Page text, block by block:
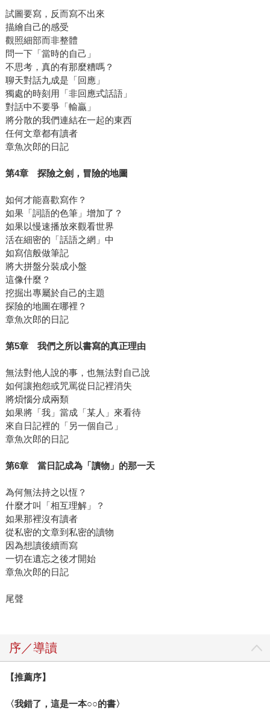
試圖要寫，反而寫不出來
描繪自己的感受
觀照細部而非整體
問一下「當時的自己」
不思考，真的有那麼糟嗎？
聊天對話九成是「回應」
獨處的時刻用「非回應式話語」
對話中不要爭「輸贏」
將分散的我們連結在一起的東西
任何文章都有讀者
章魚次郎的日記
第4章 探險之劍，冒險的地圖
如何才能喜歡寫作？
如果「詞語的色筆」增加了？
如果以慢速播放來觀看世界
活在細密的「話語之網」中
如寫信般做筆記
將大拼盤分裝成小盤
這像什麼？
挖掘出專屬於自己的主題
探險的地圖在哪裡？
章魚次郎的日記
第5章 我們之所以書寫的真正理由
無法對他人說的事，也無法對自己說
如何讓抱怨或咒罵從日記裡消失
將煩惱分成兩類
如果將「我」當成「某人」來看待
來自日記裡的「另一個自己」
章魚次郎的日記
第6章 當日記成為「讀物」的那一天
為何無法持之以恆？
什麼才叫「相互理解」？
如果那裡沒有讀者
從私密的文章到私密的讀物
因為想讀後續而寫
一切在遺忘之後才開始
章魚次郎的日記
尾聲
序／導讀
【推薦序】
〈我錯了，這是一本○○的書〉